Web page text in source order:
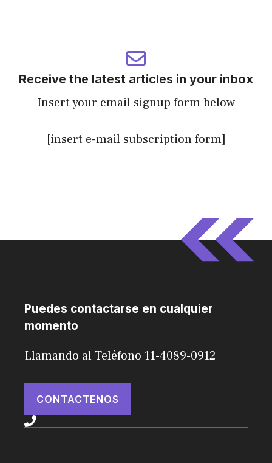
Receive the latest articles in your inbox
Insert your email signup form below
[insert e-mail subscription form]
Puedes contactarse en cualquier
momento
Llamando al Teléfono 11-4089-0912
CONTACTENOS